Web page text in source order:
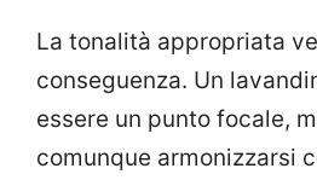
La tonalità appropriata
conseguenza. Un
essere un punto focale,
comunque armonizzarsi